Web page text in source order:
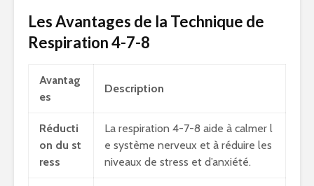
Les Avantages de la Technique de
Respiration 4-7-8
Avantag
es
Description
Réducti
on du st
ress
La respiration 4-7-8 aide à calmer l
e système nerveux et à réduire les
niveaux de stress et d’anxiété.